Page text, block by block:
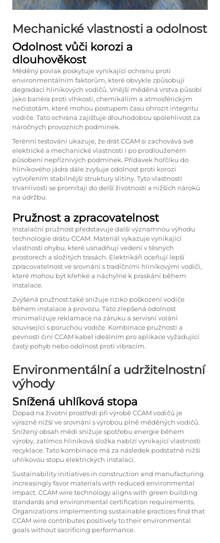
Mechanické vlastnosti a odolnost
Odolnost vůči korozi a
dlouhověkost
Měděný povlak poskytuje vynikající ochranu proti
environmentálním faktorům, které obvykle způsobují
degradaci hliníkových vodičů. Vnější měděná vrstva působí
jako bariéra proti vlhkosti, chemikáliím a atmosférickým
nečistotám, které mohou postupem času ohrozit integritu
vodiče. Tato ochrana zajišťuje dlouhodobou spolehlivost za
náročných provozních podmínek.
Terénní testování ukazuje, že drát CCAM si zachovává své
elektrické a mechanické vlastnosti i po prodlouženém
působení nepříznivých podmínek. Přídavek hořčíku do
hliníkového jádra dále zvyšuje odolnost proti korozi
vytvořením stabilnější struktury slitiny. Tyto vlastnosti
trvanlivosti se promítají do delší životnosti a nižších nároků
na údržbu.
Pružnost a zpracovatelnost
Instalační pružnost představuje další významnou výhodu
technologie drátu CCAM. Materiál vykazuje vynikající
vlastnosti ohybu, které usnadňují vedení v těsných
prostorech a složitých trasách. Elektrikáři oceňují lepší
zpracovatelnost ve srovnání s tradičními hliníkovými vodiči,
které mohou být křehké a náchylné k praskání během
instalace.
Zvýšená pružnost také snižuje riziko poškození vodiče
během instalace a provozu. Tato zlepšená odolnost
minimalizuje reklamace na záruku a servisní volání
související s poruchou vodiče. Kombinace pružnosti a
pevnosti činí CCAM kabel ideálním pro aplikace vyžadující
častý pohyb nebo odolnost proti vibracím.
Environmentální a udržitelnostní
výhody
Snížená uhlíková stopa
Dopad na životní prostředí při výrobě CCAM vodičů je
výrazně nižší ve srovnání s výrobou plně měděných vodičů.
Snížený obsah mědi snižuje spotřebu energie během
výroby, zatímco hliníková složka nabízí vynikající vlastnosti
recyklace. Tato kombinace má za následek podstatně nižší
uhlíkovou stopu elektrických instalací.
Sustainability initiatives in construction and manufacturing
increasingly favor materials with reduced environmental
impact. CCAM wire technology aligns with green building
standards and environmental certification requirements.
Organizations implementing sustainable practices find that
CCAM wire contributes positively to their environmental
goals without sacrificing performance.